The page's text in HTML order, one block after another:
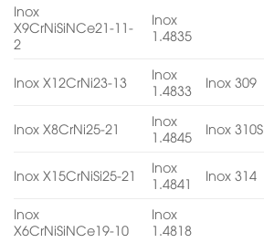
Inox
X9CrNiSiNCe21-11-
2
Inox
1.4835
Inox X12CrNi23-13
Inox
1.4833
Inox 309
Inox X8CrNi25-21
Inox
1.4845
Inox 310S
Inox X15CrNiSi25-21
Inox
1.4841
Inox 314
Inox
X6CrNiSiNCe19-10
Inox
1.4818